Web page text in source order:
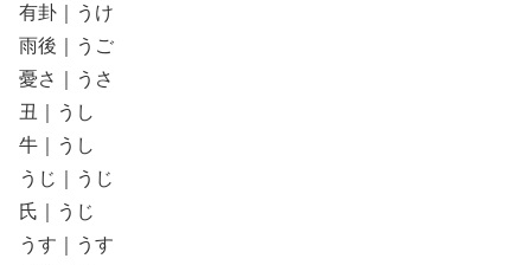
有卦｜うけ
雨後｜うご
憂さ｜うさ
丑｜うし
牛｜うし
うじ｜うじ
氏｜うじ
うす｜うす